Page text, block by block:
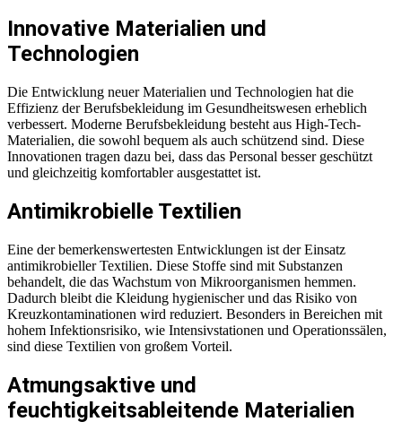
Innovative Materialien und
Technologien
Die Entwicklung neuer Materialien und Technologien hat die
Effizienz der Berufsbekleidung im Gesundheitswesen erheblich
verbessert. Moderne Berufsbekleidung besteht aus High-Tech-
Materialien, die sowohl bequem als auch schützend sind. Diese
Innovationen tragen dazu bei, dass das Personal besser geschützt
und gleichzeitig komfortabler ausgestattet ist.
Antimikrobielle Textilien
Eine der bemerkenswertesten Entwicklungen ist der Einsatz
antimikrobieller Textilien. Diese Stoffe sind mit Substanzen
behandelt, die das Wachstum von Mikroorganismen hemmen.
Dadurch bleibt die Kleidung hygienischer und das Risiko von
Kreuzkontaminationen wird reduziert. Besonders in Bereichen mit
hohem Infektionsrisiko, wie Intensivstationen und Operationssälen,
sind diese Textilien von großem Vorteil.
Atmungsaktive und
feuchtigkeitsableitende Materialien